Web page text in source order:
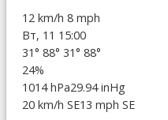
12 km/h 8 mph
Вт, 11 15:00
31° 88° 31° 88°
24%
1014 hPa29.94 inHg
20 km/h SE13 mph SE